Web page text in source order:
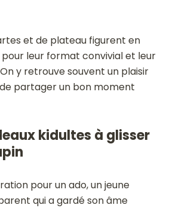
et de plateau figurent en
leur format convivial et leur
y retrouve souvent un plaisir
partager un bon moment
kidultes à glisser
pour un ado, un jeune
qui a gardé son âme